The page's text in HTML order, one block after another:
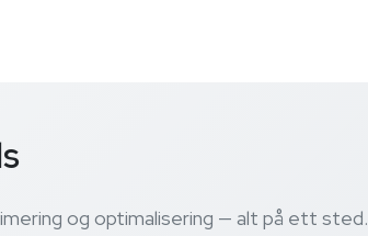
og optimalisering — alt på ett sted.